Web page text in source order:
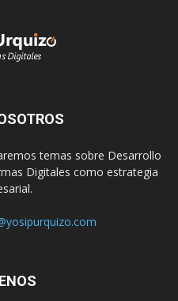
temas sobre Desarrollo
Digitales como estrategia